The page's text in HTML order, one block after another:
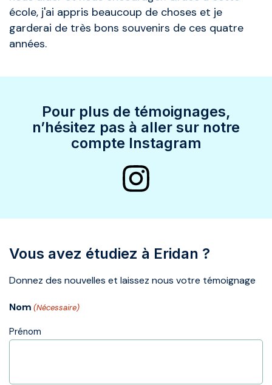
école, j'ai appris beaucoup de choses et je
garderai de très bons souvenirs de ces quatre
années.
Pour plus de témoignages,
n’hésitez pas à aller sur notre
compte Instagram
Vous avez étudiez à Eridan ?
Donnez des nouvelles et laissez nous votre témoignage
Nom (Nécessaire)
Prénom